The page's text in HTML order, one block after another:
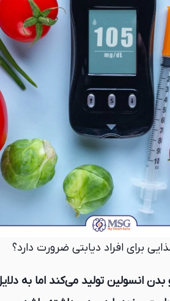
برای افراد دیابتی ضرورت دارد؟
انسولین تولید می‌کند اما به